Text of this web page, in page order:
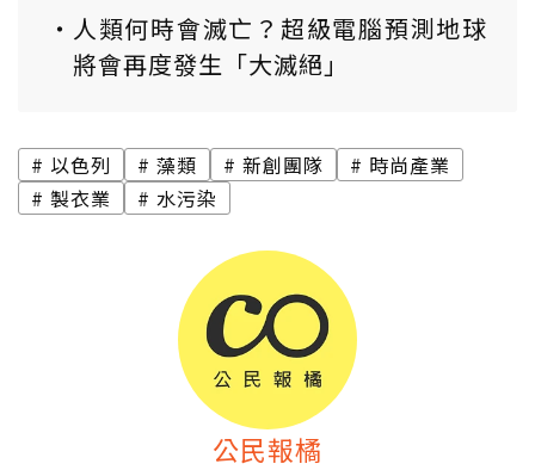
人類何時會滅亡？超級電腦預測地球
將會再度發生「大滅絕」
以色列 藻類 新創團隊
時尚產業
製衣業
水污染
公民報橘